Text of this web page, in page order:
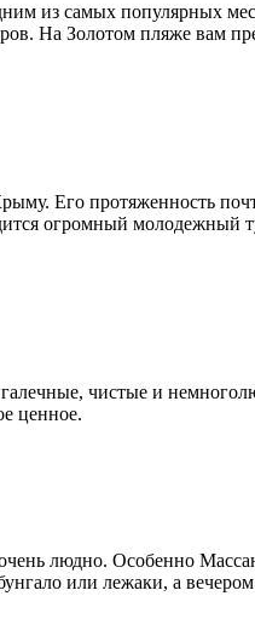
из самых популярных
На Золотом пляже вам
Его протяженность
огромный молодежный
чистые и
ценное.
людно. Особенно
или лежаки, а